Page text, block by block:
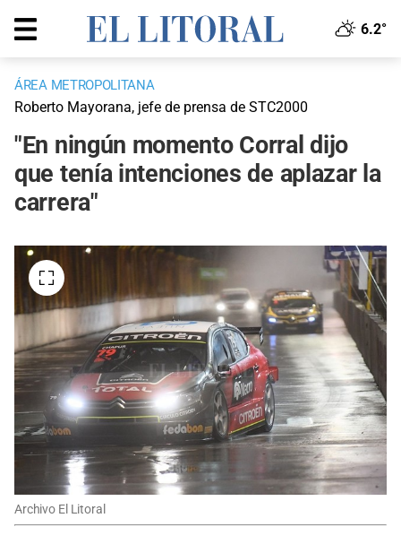
6.2°
ÁREA METROPOLITANA
Roberto Mayorana, jefe de prensa de STC2000
"En ningún momento Corral dijo
que tenía intenciones de aplazar la
carrera"
Archivo El Litoral